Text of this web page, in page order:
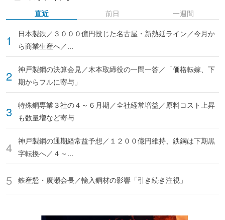
直近
日本製鉄／３０００億円投じた名古屋・新熱延ライン／今月か
ら商業生産へ／...
神戸製鋼の決算会見／木本取締役の一問一答／「価格転嫁、下
期からフルに寄与」
特殊鋼専業３社の４～６月期／全社経常増益／原料コスト上昇
も数量増など寄与
神戸製鋼の通期経常益予想／１２００億円維持、鉄鋼は下期黒
字転換へ／４～...
鉄産懇・廣瀬会長／輸入鋼材の影響「引き続き注視」
前日 一週間